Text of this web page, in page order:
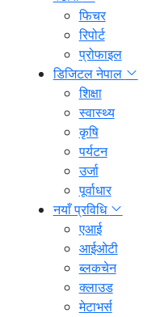
फिचर
रिपोर्ट
प्रोफाइल
डिजिटल नेपाल
शिक्षा
स्वास्थ्य
कृषि
पर्यटन
उर्जा
पूर्वाधार
नयाँ प्रविधि
एआई
आईओटी
ब्लकचेन
क्लाउड
मेटाभर्स